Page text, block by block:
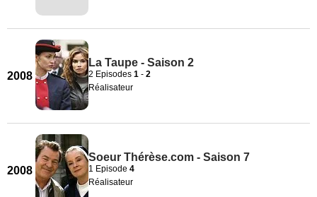
2008
La Taupe - Saison 2
2 Episodes 1 - 2
Réalisateur
2008
Soeur Thérèse.com - Saison 7
1 Episode 4
Réalisateur